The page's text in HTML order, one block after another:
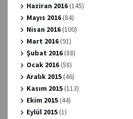
Haziran 2016(145)
Mayıs 2016(84)
Nisan 2016(100)
Mart 2016(91)
Şubat 2016(88)
Ocak 2016(58)
Aralık 2015(46)
Kasım 2015(113)
Ekim 2015(44)
Eylül 2015(1)